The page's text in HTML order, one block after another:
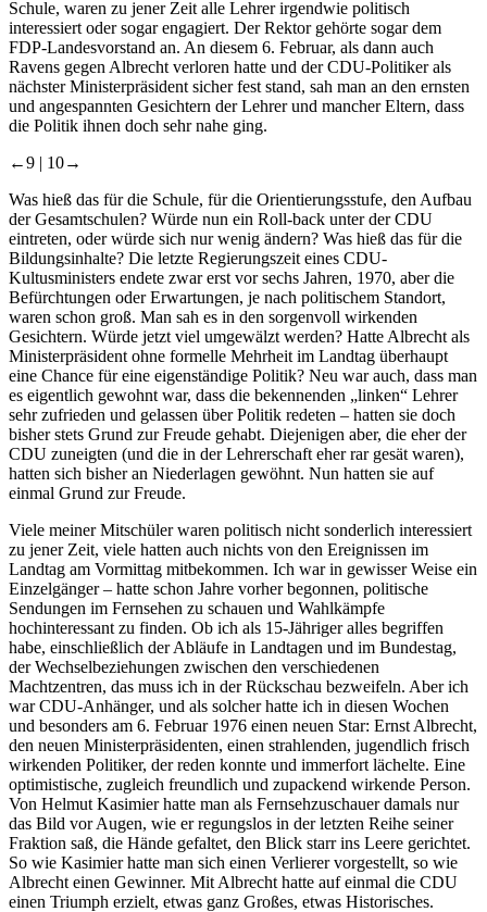
Schule, waren zu jener Zeit alle Lehrer irgendwie politisch
interessiert oder sogar engagiert. Der Rektor gehörte sogar dem
FDP-Landesvorstand an. An diesem 6. Februar, als dann auch
Ravens gegen Albrecht verloren hatte und der CDU-Politiker als
nächster Ministerpräsident sicher fest stand, sah man an den ernsten
und angespannten Gesichtern der Lehrer und mancher Eltern, dass
die Politik ihnen doch sehr nahe ging.
←9 | 10→
Was hieß das für die Schule, für die Orientierungsstufe, den Aufbau
der Gesamtschulen? Würde nun ein Roll-back unter der CDU
eintreten, oder würde sich nur wenig ändern? Was hieß das für die
Bildungsinhalte? Die letzte Regierungszeit eines CDU-
Kultusministers endete zwar erst vor sechs Jahren, 1970, aber die
Befürchtungen oder Erwartungen, je nach politischem Standort,
waren schon groß. Man sah es in den sorgenvoll wirkenden
Gesichtern. Würde jetzt viel umgewälzt werden? Hatte Albrecht als
Ministerpräsident ohne formelle Mehrheit im Landtag überhaupt
eine Chance für eine eigenständige Politik? Neu war auch, dass man
es eigentlich gewohnt war, dass die bekennenden „linken“ Lehrer
sehr zufrieden und gelassen über Politik redeten – hatten sie doch
bisher stets Grund zur Freude gehabt. Diejenigen aber, die eher der
CDU zuneigten (und die in der Lehrerschaft eher rar gesät waren),
hatten sich bisher an Niederlagen gewöhnt. Nun hatten sie auf
einmal Grund zur Freude.
Viele meiner Mitschüler waren politisch nicht sonderlich interessiert
zu jener Zeit, viele hatten auch nichts von den Ereignissen im
Landtag am Vormittag mitbekommen. Ich war in gewisser Weise ein
Einzelgänger – hatte schon Jahre vorher begonnen, politische
Sendungen im Fernsehen zu schauen und Wahlkämpfe
hochinteressant zu finden. Ob ich als 15-Jähriger alles begriffen
habe, einschließlich der Abläufe in Landtagen und im Bundestag,
der Wechselbeziehungen zwischen den verschiedenen
Machtzentren, das muss ich in der Rückschau bezweifeln. Aber ich
war CDU-Anhänger, und als solcher hatte ich in diesen Wochen
und besonders am 6. Februar 1976 einen neuen Star: Ernst Albrecht,
den neuen Ministerpräsidenten, einen strahlenden, jugendlich frisch
wirkenden Politiker, der reden konnte und immerfort lächelte. Eine
optimistische, zugleich freundlich und zupackend wirkende Person.
Von Helmut Kasimier hatte man als Fernsehzuschauer damals nur
das Bild vor Augen, wie er regungslos in der letzten Reihe seiner
Fraktion saß, die Hände gefaltet, den Blick starr ins Leere gerichtet.
So wie Kasimier hatte man sich einen Verlierer vorgestellt, so wie
Albrecht einen Gewinner. Mit Albrecht hatte auf einmal die CDU
einen Triumph erzielt, etwas ganz Großes, etwas Historisches.